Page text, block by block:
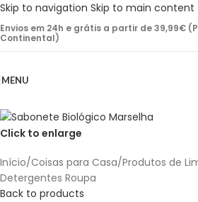
Skip to navigation Skip to main content
Envios em 24h e grátis a partir de 39,99€
Continental)
MENU
Click to enlarge
Início/Coisas para Casa/Produtos de
Detergentes Roupa
Back to products